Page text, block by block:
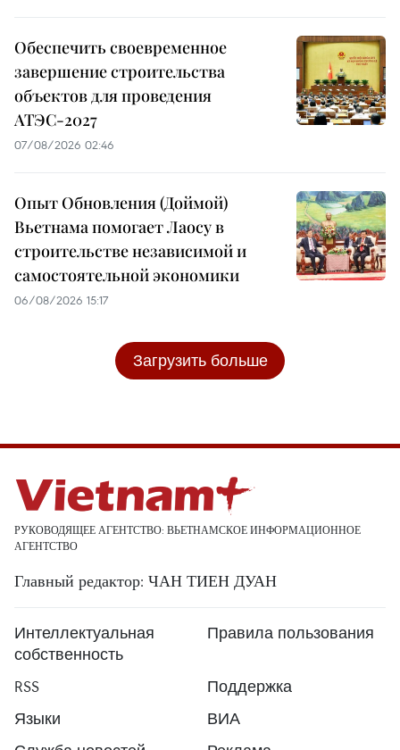
Обеспечить своевременное
завершение строительства
объектов для проведения
АТЭС-2027
07/08/2026 02:46
Опыт Обновления (Доймой)
Вьетнама помогает Лаосу в
строительстве независимой и
самостоятельной экономики
06/08/2026 15:17
Загрузить больше
РУКОВОДЯЩЕЕ АГЕНТСТВО: ВЬЕТНАМСКОЕ ИНФОРМАЦИОННОЕ
АГЕНТСТВО
Главный редактор: ЧАН ТИЕН ДУАН
Интеллектуальная
собственность
Правила пользования
RSS
Поддержка
Языки
ВИА